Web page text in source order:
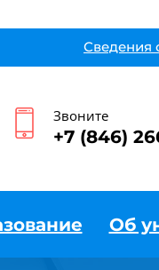
Сведения
Звоните
+7 (846)
Об